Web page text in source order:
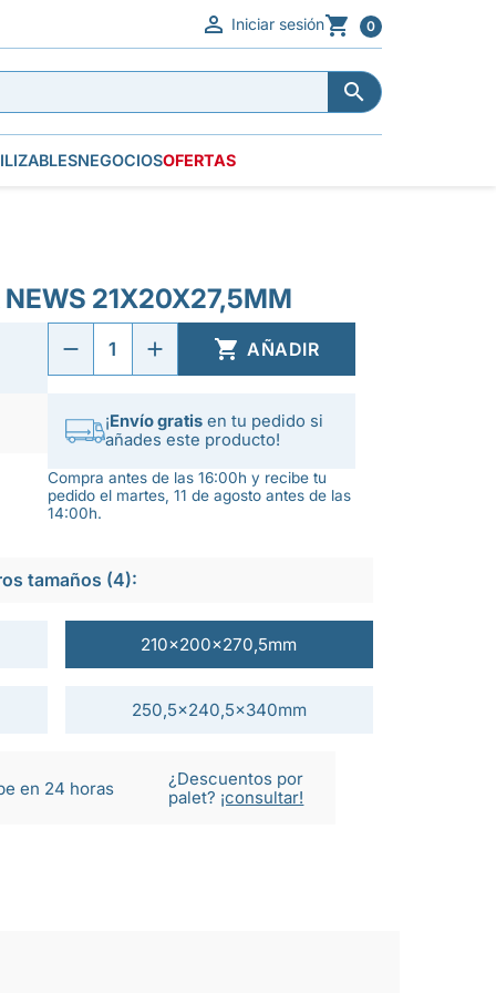
 Iniciar sesión 0


NEGOCIOSOFERTAS
NEWS 21X20X27,5MM
 AÑADIR
¡Envío gratisen tu pedido si
añades este producto!
Compra antes de las 16:00h y recibe tu
pedido el martes, 11 de agosto antes de las
14:00h.
tamaños (4):
210x200x270,5mm
250,5x240,5x340mm
en 24 horas
¿Descuentos por
palet? ¡consultar!